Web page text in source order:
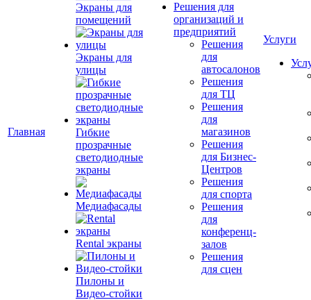
Главная
Экраны для
помещений
Экраны для
улицы
Гибкие
прозрачные
светодиодные
экраны
Медиафасады
Rental экраны
Пилоны и
Видео-стойки
Решения для
организаций и
предприятий
Решения
для
автосалонов
Решения
для ТЦ
Решения
для
магазинов
Решения
для Бизнес-
Центров
Решения
для спорта
Решения
для
конференц-
залов
Решения
для сцен
Услуги